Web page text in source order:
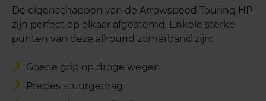
De eigenschappen van de Arrowspeed Touring HP
zijn perfect op elkaar afgestemd. Enkele sterke
punten van deze allround zomerband zijn:
Goede grip op droge wegen
Precies stuurgedrag